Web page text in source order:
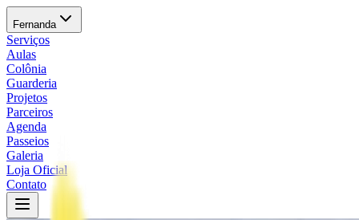
Fernanda
Serviços
Aulas
Colônia
Guarderia
Projetos
Parceiros
Agenda
Passeios
Galeria
Loja Oficial
Contato